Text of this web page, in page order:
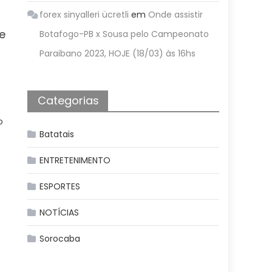
forex sinyalleri ücretli em Onde assistir
Botafogo-PB x Sousa pelo Campeonato
Paraibano 2023, HOJE (18/03) às 16hs
Categorias
Batatais
ENTRETENIMENTO
ESPORTES
NOTÍCIAS
Sorocaba